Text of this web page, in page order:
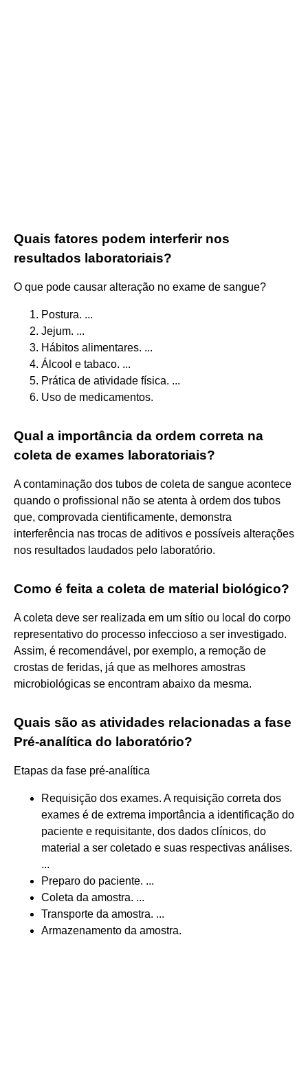
Quais fatores podem interferir nos
resultados laboratoriais?
O que pode causar alteração no exame de sangue?
Postura. ...
Jejum. ...
Hábitos alimentares. ...
Álcool e tabaco. ...
Prática de atividade física. ...
Uso de medicamentos.
Qual a importância da ordem correta na
coleta de exames laboratoriais?
A contaminação dos tubos de coleta de sangue acontece
quando o profissional não se atenta à ordem dos tubos
que, comprovada cientificamente, demonstra
interferência nas trocas de aditivos e possíveis alterações
nos resultados laudados pelo laboratório.
Como é feita a coleta de material biológico?
A coleta deve ser realizada em um sítio ou local do corpo
representativo do processo infeccioso a ser investigado.
Assim, é recomendável, por exemplo, a remoção de
crostas de feridas, já que as melhores amostras
microbiológicas se encontram abaixo da mesma.
Quais são as atividades relacionadas a fase
Pré-analítica do laboratório?
Etapas da fase pré-analítica
Requisição dos exames. A requisição correta dos
exames é de extrema importância a identificação do
paciente e requisitante, dos dados clínicos, do
material a ser coletado e suas respectivas análises.
...
Preparo do paciente. ...
Coleta da amostra. ...
Transporte da amostra. ...
Armazenamento da amostra.